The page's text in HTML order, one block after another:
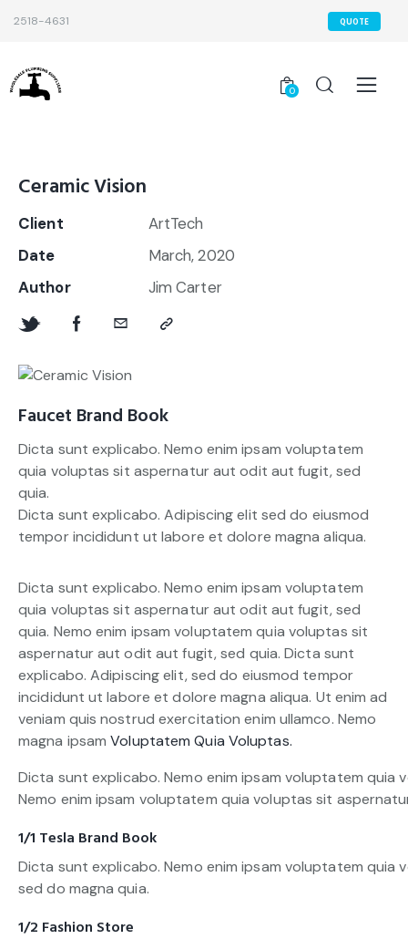
2518-4631 QUOTE
0
Ceramic Vision
Client
ArtTech
Date
March, 2020
Author
Jim Carter
Faucet Brand Book
Dicta sunt explicabo. Nemo enim ipsam voluptatem
quia voluptas sit aspernatur aut odit aut fugit, sed
quia.
Dicta sunt explicabo. Adipiscing elit sed do eiusmod
tempor incididunt ut labore et dolore magna aliqua.
Dicta sunt explicabo. Nemo enim ipsam voluptatem
quia voluptas sit aspernatur aut odit aut fugit, sed
quia. Nemo enim ipsam voluptatem quia voluptas sit
aspernatur aut odit aut fugit, sed quia. Dicta sunt
explicabo. Adipiscing elit, sed do eiusmod tempor
incididunt ut labore et dolore magna aliqua. Ut enim ad
veniam quis nostrud exercitation enim ullamco. Nemo
magna ipsamVoluptatem Quia Voluptas.
Dicta sunt explicabo. Nemo enim ipsam voluptatem
Nemo enim ipsam voluptatem quia voluptas sit
1/1 Tesla Brand Book
Dicta sunt explicabo. Nemo enim ipsam voluptatem
sed do magna quia.
1/2 Fashion Store